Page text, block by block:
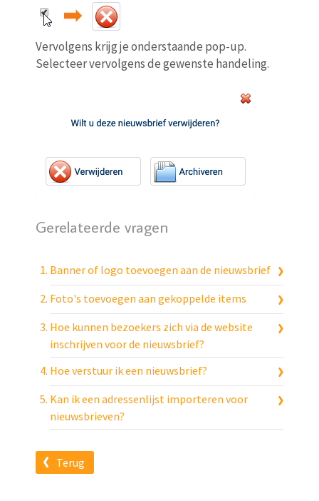
Vervolgens krijg je onderstaande pop-up.
Selecteer vervolgens de gewenste handeling.
Gerelateerde vragen
Banner of logo toevoegen aan de nieuwsbrief
Foto's toevoegen aan gekoppelde items
Hoe kunnen bezoekers zich via de website
inschrijven voor de nieuwsbrief?
Hoe verstuur ik een nieuwsbrief?
Kan ik een adressenlijst importeren voor
nieuwsbrieven?
Terug